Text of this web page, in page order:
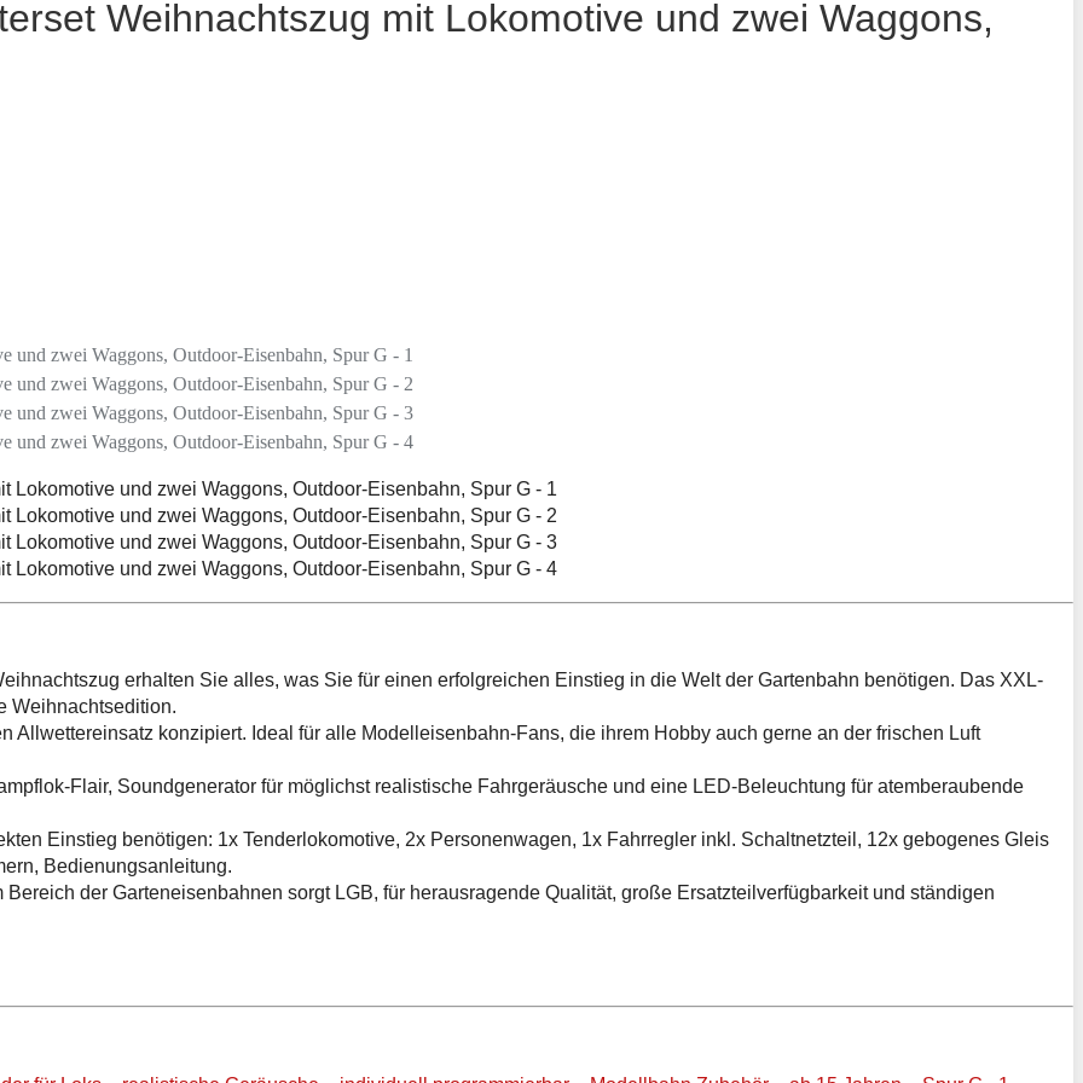
Weihnachtszug mit Lokomotive und zwei Waggons,
erhalten Sie alles, was Sie für einen erfolgreichen Einstieg in die Welt der Gartenbahn benötigen. Das XXL-
Weihnachtsedition.
Allwettereinsatz konzipiert. Ideal für alle Modelleisenbahn-Fans, die ihrem Hobby auch gerne an der frischen Luft
Flair, Soundgenerator für möglichst realistische Fahrgeräusche und eine LED-Beleuchtung für atemberaubende
Einstieg benötigen: 1x Tenderlokomotive, 2x Personenwagen, 1x Fahrregler inkl. Schaltnetzteil, 12x gebogenes Gleis
Bedienungsanleitung.
der Garteneisenbahnen sorgt LGB, für herausragende Qualität, große Ersatzteilverfügbarkeit und ständigen